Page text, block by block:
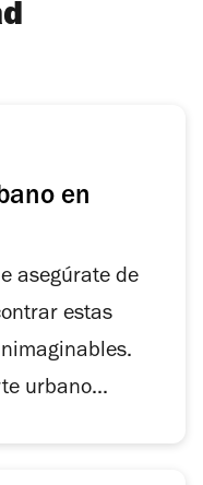
en
asegúrate de
estas
urbano...